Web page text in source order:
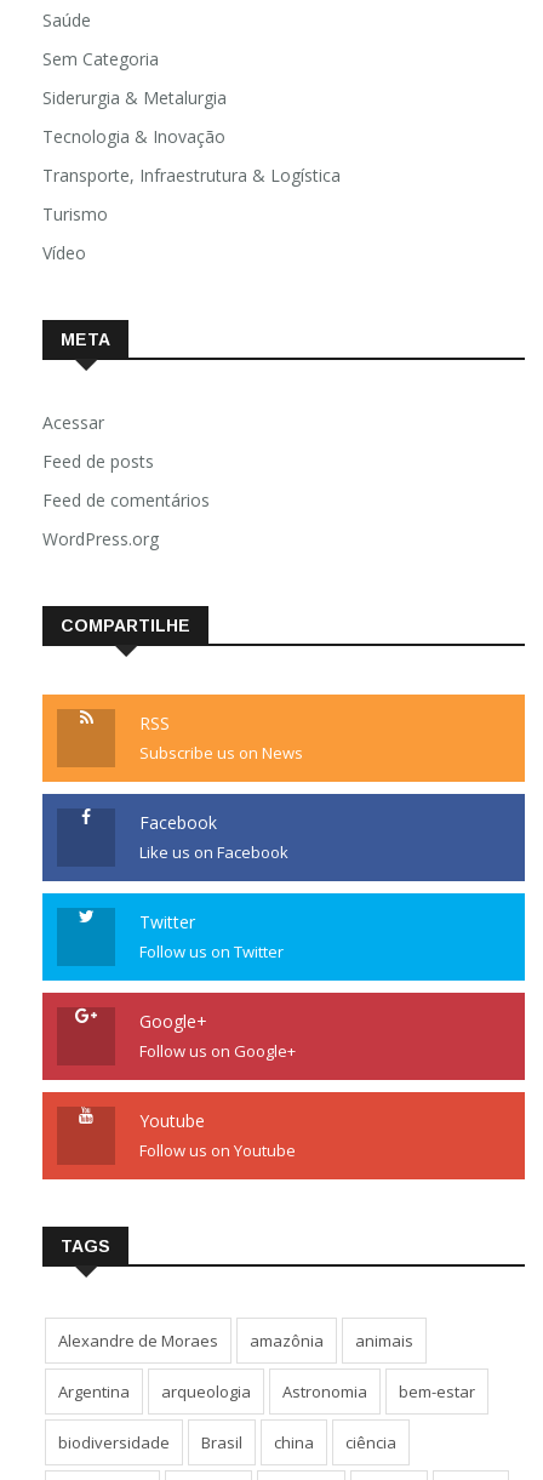
Saúde
Sem Categoria
Siderurgia & Metalurgia
Tecnologia & Inovação
Transporte, Infraestrutura & Logística
Turismo
Vídeo
META
Acessar
Feed de posts
Feed de comentários
WordPress.org
COMPARTILHE
RSS
Subscribe us on News
Facebook
Like us on Facebook
Twitter
Follow us on Twitter
Google+
Follow us on Google+
Youtube
Follow us on Youtube
TAGS
Alexandre de Moraes amazônia animais
Argentina arqueologia Astronomia bem-estar
biodiversidade Brasil china ciência